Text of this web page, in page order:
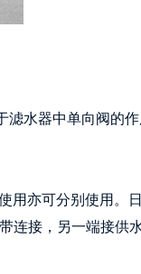
水器中单向阀的
亦可分别使用。
连接，另一端接供